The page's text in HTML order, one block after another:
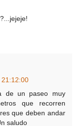
de un paseo muy
que recorren
que deben andar
saludo